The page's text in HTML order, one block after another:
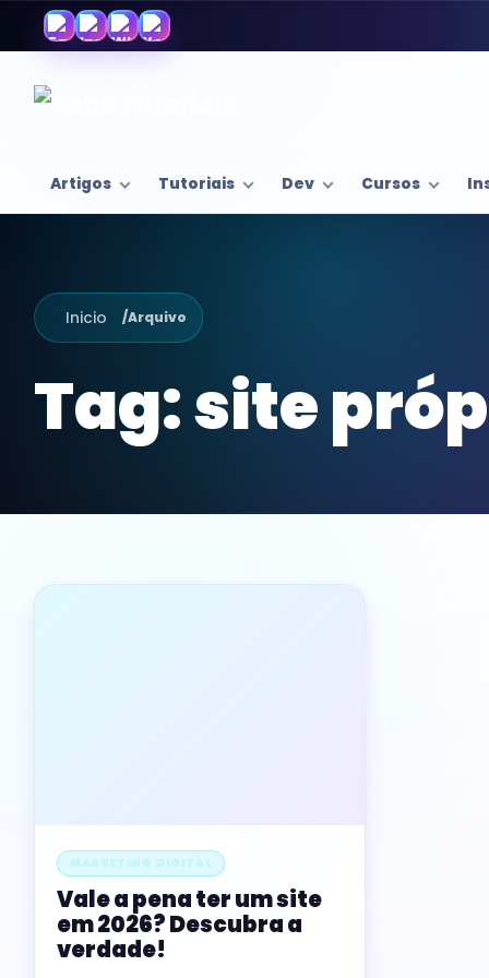
Artigos Tutoriais Dev Cursos
Inicio /Arquivo
Tag:site
MARKETING DIGITAL
Vale a pena ter um site
em 2026? Descubra a
verdade!